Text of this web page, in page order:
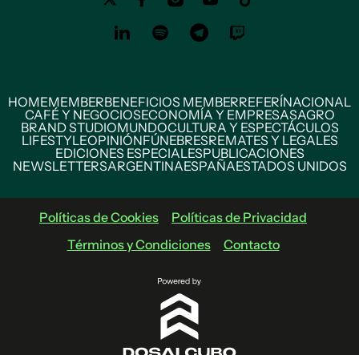
HOMEMEMBERBENEFICIOS MEMBERREFERÍNACIONAL
CAFÉ Y NEGOCIOSECONOMÍA Y EMPRESASAGRO
BRAND STUDIOMUNDOCULTURA Y ESPECTÁCULOS
LIFESTYLEOPINIÓNFÚNEBRESREMATES Y LEGALES
EDICIONES ESPECIALESPUBLICACIONES
NEWSLETTERSARGENTINAESPAÑAESTADOS UNIDOS
Políticas de Cookies
Políticas de Privacidad
Términos y Condiciones
Contacto